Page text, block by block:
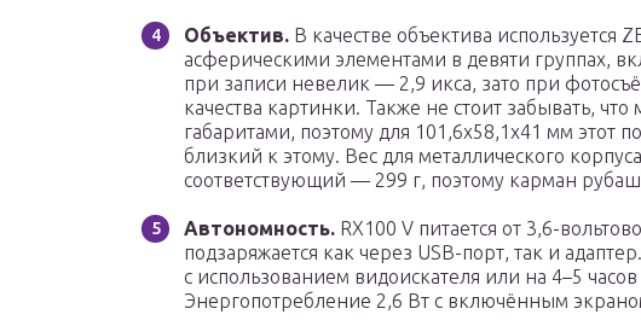
Объектив. В качестве объектива используется
асферическими элементами в девяти группах,
при записи невелик — 2,9 икса, зато при
качества картинки. Также не стоит забывать,
габаритами, поэтому для 101,6х58,1х41 мм этот
близкий к этому. Вес для металлического
соответствующий — 299 г, поэтому карман
Автономность. RX100 V питается от 3,6-
подзаряжается как через USB-порт, так и
с использованием видоискателя или на 4–5
Энергопотребление 2,6 Вт с включённым